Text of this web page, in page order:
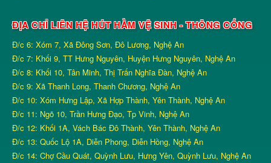
ĐỊA CHỈ LIÊN HỆ HÚT HẦM VỆ SINH - THÔNG CỐNG
Đ/c 6: Xóm 7, Xã Đông Sơn, Đô Lương, Nghệ An
Đ/c 7: Khối 9, TT Hưng Nguyên, Huyện Hưng Nguyên, Nghệ An
Đ/c 8: Khối 10, Tân Minh, Thị Trấn Nghĩa Đàn, Nghệ An
Đ/c 9: Xã Thanh Long, Thanh Chương, Nghệ An
Đ/c 10: Xóm Hưng Lập, Xã Hợp Thành, Yên Thành, Nghệ An
Đ/c 11: Ngõ 10, Trần Hưng Đạo, Tp Vinh, Nghệ An
Đ/c 12: Khối 1A, Vách Bác Đô Thành, Yên Thành, Nghệ An
Đ/c 13: Quốc Lộ 1A, Diễn Phong, Diễn Hồng, Nghệ An
Đ/c 14: Chợ Cầu Quát, Quỳnh Lưu, Hưng Yên, Quỳnh Lưu, Nghệ An